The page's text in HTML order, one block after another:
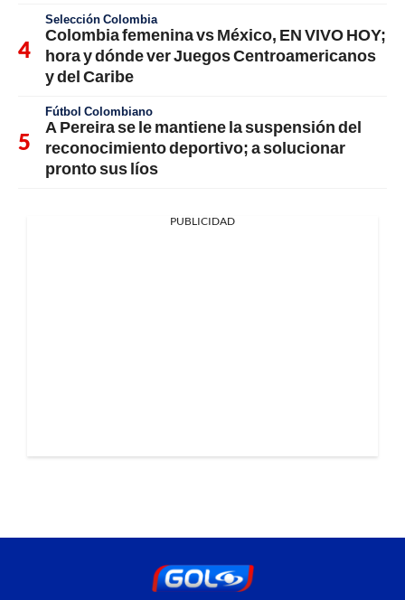
Selección Colombia
Colombia femenina vs México, EN VIVO HOY;
hora y dónde ver Juegos Centroamericanos
y del Caribe
Fútbol Colombiano
A Pereira se le mantiene la suspensión del
reconocimiento deportivo; a solucionar
pronto sus líos
PUBLICIDAD